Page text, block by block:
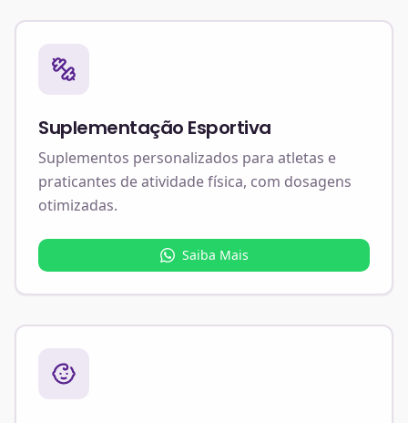
Suplementação Esportiva
Suplementos personalizados para atletas e
praticantes de atividade física, com dosagens
otimizadas.
Saiba Mais